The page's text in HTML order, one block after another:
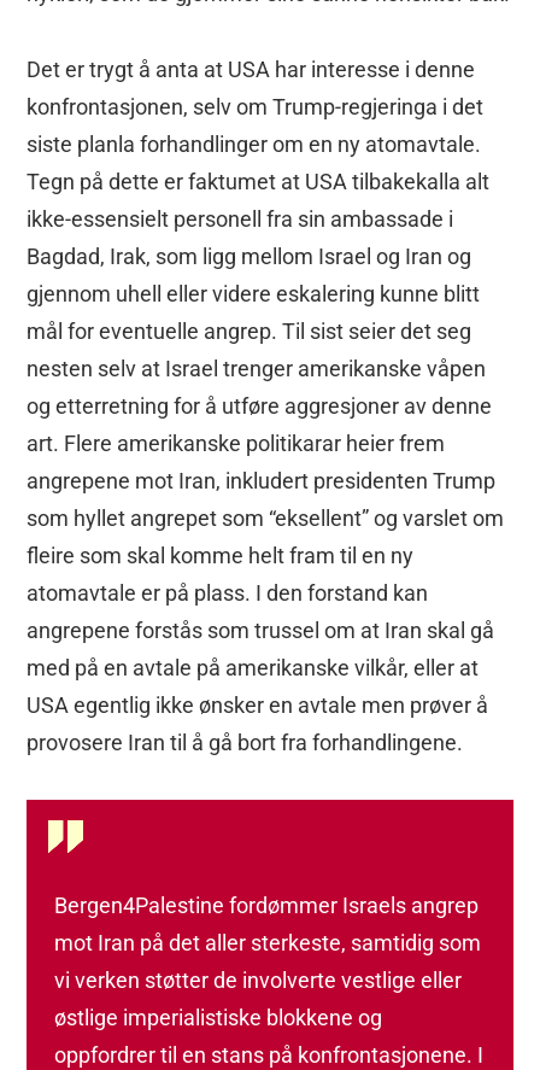
Det er trygt å anta at USA har interesse i denne
konfrontasjonen, selv om Trump-regjeringa i det
siste planla forhandlinger om en ny atomavtale.
Tegn på dette er faktumet at USA tilbakekalla alt
ikke-essensielt personell fra sin ambassade i
Bagdad, Irak, som ligg mellom Israel og Iran og
gjennom uhell eller videre eskalering kunne blitt
mål for eventuelle angrep. Til sist seier det seg
nesten selv at Israel trenger amerikanske våpen
og etterretning for å utføre aggresjoner av denne
art. Flere amerikanske politikarar heier frem
angrepene mot Iran, inkludert presidenten Trump
som hyllet angrepet som “eksellent” og varslet om
fleire som skal komme helt fram til en ny
atomavtale er på plass. I den forstand kan
angrepene forstås som trussel om at Iran skal gå
med på en avtale på amerikanske vilkår, eller at
USA egentlig ikke ønsker en avtale men prøver å
provosere Iran til å gå bort fra forhandlingene.
Bergen4Palestine fordømmer Israels angrep
mot Iran på det aller sterkeste, samtidig som
vi verken støtter de involverte vestlige eller
østlige imperialistiske blokkene og
oppfordrer til en stans på konfrontasjonene. I